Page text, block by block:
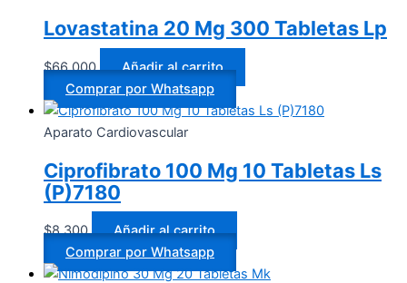
Lovastatina 20 Mg 300 Tabletas Lp
$66.000
Añadir al carrito
Comprar por Whatsapp
Aparato Cardiovascular
Ciprofibrato 100 Mg 10 Tabletas Ls
(P)7180
$8.300
Añadir al carrito
Comprar por Whatsapp